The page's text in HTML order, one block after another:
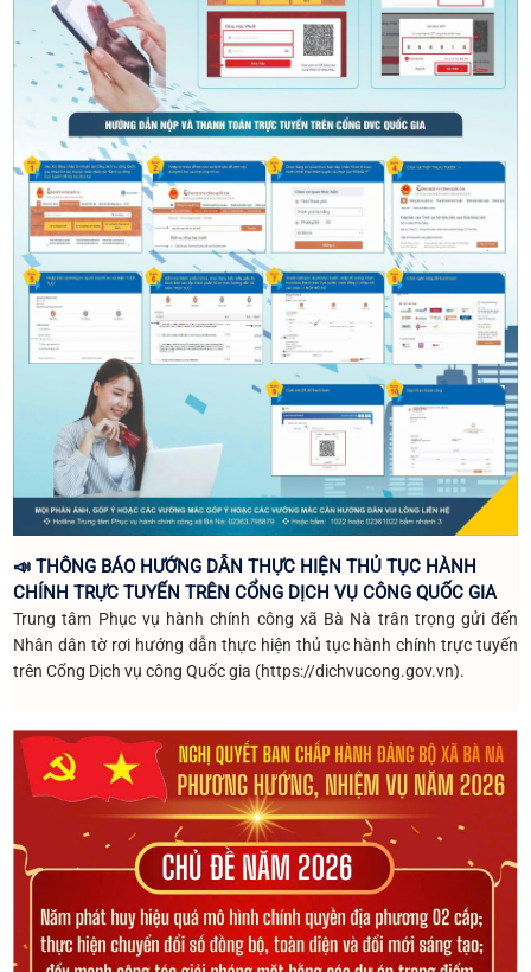
📣 THÔNG BÁO HƯỚNG DẪN THỰC HIỆN THỦ TỤC HÀNH
CHÍNH TRỰC TUYẾN TRÊN CỔNG DỊCH VỤ CÔNG QUỐC GIA
Trung tâm Phục vụ hành chính công xã Bà Nà trân trọng gửi đến
Nhân dân tờ rơi hướng dẫn thực hiện thủ tục hành chính trực tuyến
trên Cổng Dịch vụ công Quốc gia (https://dichvucong.gov.vn).